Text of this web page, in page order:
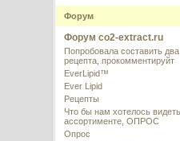
Форум
Форум co2-extract.ru
Попробовала составить два
рецепта, прокомментируйт
EverLipid™
Ever Lipid
Рецепты
Что бы нам хотелось
ассортименте, ОПРОС
Опрос